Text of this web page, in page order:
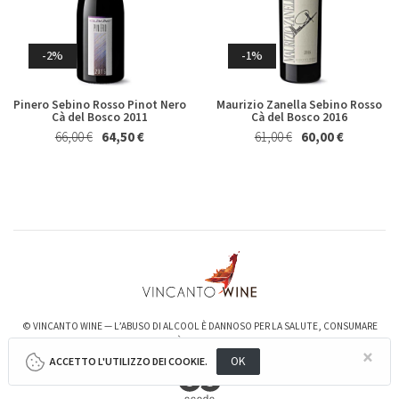
Riesling Herzu Ettore
Germano 2023
27,40 € 25,50 €
Rosso Piceno Superiore
Brecciarolo Velenosi 2022
Magnum 1,5 Lt
Valpolicella Ripasso Bertani
2021
15,50 € 14,50 €
kurni Oasi degli Angeli 2022
128,00 €
-2%
Pinero Sebino Rosso Pinot Nero
Cà del Bosco 2011
66,00 € 64,50 €
-1%
Maurizio Zanella Sebino Rosso
Cà del Bosco 2016
61,00 € 60,00 €
© VINCANTO WINE — L’ABUSO DI ALCOOL È DANNOSO PER LA SALUTE, CONSUMARE
CON MODERAZIONE. LA VENDITA È RISERVATA AI SOLI CLIENTI MAGGIORENNI.
ACCETTO L'UTILIZZO DEI COOKIE. OK ×
Whisky & Whiskey